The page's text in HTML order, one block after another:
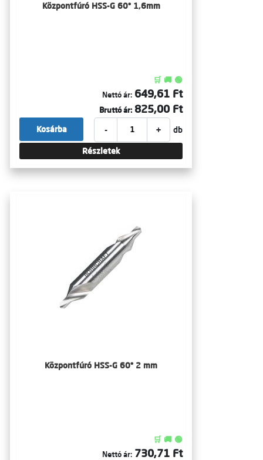
Központfúró HSS-G 60° 1,6mm
🛒 🚚 🟢
Nettó ár: 649,61 Ft
Bruttó ár: 825,00 Ft
- + db
Kosárba
Részletek
Központfúró HSS-G 60° 2 mm
🛒 🚚 🟢
Nettó ár: 730,71 Ft